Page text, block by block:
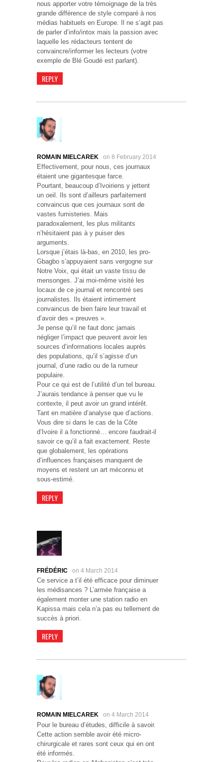
nous apporter votre témoignage de la très
grande différence de style comparé à nos
médias habituels en Europe. Il ne s’agit pas
de parler d’info/intox mais la passion avec
laquelle les rédacteurs tentent de
convaincre/informer les lecteurs (votre
exemple de Blé Goudé est parlant).
REPLY
ROMAIN MIELCAREK on 8 February 2014
Effectivement, pour nous, ces journaux
étaient une gigantesque farce.
Pourtant, beaucoup d’Ivoiriens y jettent
un oeil. Ils sont d’ailleurs parfaitement
convaincus que ces journaux sont de
vastes fumisteries. Mais
paradoxalement, les plus militants
n’hésitaient pas à y puiser des
arguments.
Lorsque j’étais là-bas, en 2010, les pro-
Gbagbo s’appuyaient sans vergogne sur
Notre Voix, qui était un vaste tissu de
mensonges. J’ai moi-même visité les
locaux de ce journal et rencontré ses
journalistes. Ils étaient intimement
convaincus de bien faire leur travail et
d’avoir des « preuves ».
Je pense qu’il ne faut donc jamais
négliger l’impact que peuvent avoir les
sources d’informations locales auprès
des populations, qu’il s’agisse d’un
journal, d’une radio ou de la rumeur
populaire.
Pour ce qui est de l’utilité d’un tel bureau.
J’aurais tendance à penser que vu le
contexte, il peut avoir un grand intérêt.
Tant en matière d’analyse que d’actions.
Vous dire si dans le cas de la Côte
d’Ivoire il a fonctionné… encore faudrait-il
savoir ce qu’il a fait exactement. Reste
que globalement, les opérations
d’influences françaises manquent de
moyens et restent un art méconnu et
sous-estimé.
REPLY
FRÉDÉRIC on 4 March 2014
Ce service a t’il été efficace pour diminuer
les médisances ? L’armée française a
également monter une station radio en
Kapissa mais cela n’a pas eu tellement de
succès à priori.
REPLY
ROMAIN MIELCAREK on 4 March 2014
Pour le bureau d’études, difficile à savoir.
Cette action semble avoir été micro-
chirurgicale et rares sont ceux qui en ont
été informés.